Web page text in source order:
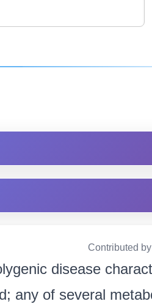
Contributed
disease
any of several